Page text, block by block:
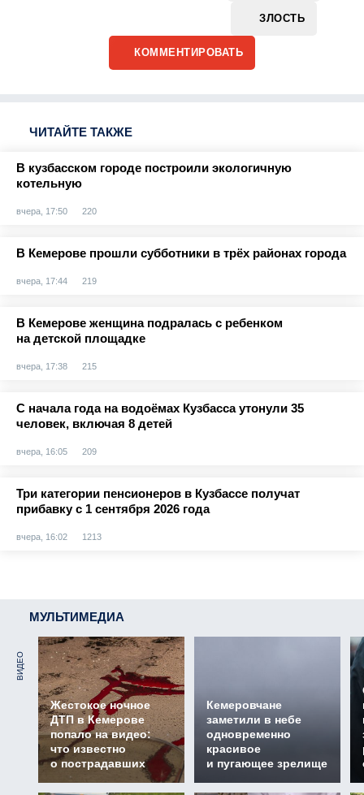
ЗЛОСТЬ
КОММЕНТИРОВАТЬ
ЧИТАЙТЕ ТАКЖЕ
В кузбасском городе построили экологичную
котельную
вчера, 17:50 220
В Кемерове прошли субботники в трёх районах города
вчера, 17:44 219
В Кемерове женщина подралась с ребенком
на детской площадке
вчера, 17:38 215
С начала года на водоёмах Кузбасса утонули 35
человек, включая 8 детей
вчера, 16:05 209
Три категории пенсионеров в Кузбассе получат
прибавку с 1 сентября 2026 года
вчера, 16:02 1213
МУЛЬТИМЕДИА
ВИДЕО
Жестокое ночное
ДТП в Кемерове
попало на видео:
что известно
о пострадавших
Кемеровчане
заметили в небе
одновременно
красивое
и пугающее зрелище